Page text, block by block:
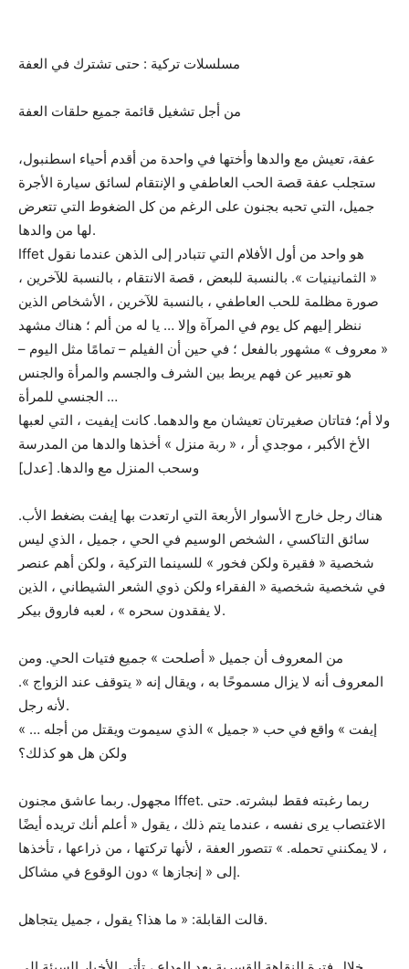
مسلسلات تركية : حتى تشترك في العفة
من أجل تشغيل قائمة جميع حلقات العفة
عفة، تعيش مع والدها وأختها في واحدة من أقدم أحياء اسطنبول،
ستجلب عفة قصة الحب العاطفي و الإنتقام لسائق سيارة الأجرة
جميل، التي تحبه بجنون على الرغم من كل الضغوط التي تتعرض
لها من والدها.
Iffet هو واحد من أول الأفلام التي تتبادر إلى الذهن عندما نقول
« الثمانينيات ». بالنسبة للبعض ، قصة الانتقام ، بالنسبة للآخرين ،
صورة مظلمة للحب العاطفي ، بالنسبة للآخرين ، الأشخاص الذين
ننظر إليهم كل يوم في المرآة وإلا … يا له من ألم ؛ هناك مشهد
« معروف » مشهور بالفعل ؛ في حين أن الفيلم – تمامًا مثل اليوم –
هو تعبير عن فهم يربط بين الشرف والجسم والمرأة والجنس
الجنسي للمرأة …
ولا أم؛ فتاتان صغيرتان تعيشان مع والدهما. كانت إيفيت ، التي لعبها
الأخ الأكبر ، موجدي أر ، « ربة منزل » أخذها والدها من المدرسة
وسحب المنزل مع والدها. [عدل]
هناك رجل خارج الأسوار الأربعة التي ارتعدت بها إيفت بضغط الأب.
سائق التاكسي ، الشخص الوسيم في الحي ، جميل ، الذي ليس
شخصية « فقيرة ولكن فخور » للسينما التركية ، ولكن أهم عنصر
في شخصية شخصية « الفقراء ولكن ذوي الشعر الشيطاني ، الذين
لا يفقدون سحره » ، لعبه فاروق بيكر.
من المعروف أن جميل « أصلحت » جميع فتيات الحي. ومن
المعروف أنه لا يزال مسموحًا به ، ويقال إنه « يتوقف عند الزواج ».
لأنه رجل.
« إيفت » واقع في حب « جميل » الذي سيموت ويقتل من أجله …
ولكن هل هو كذلك؟
مجهول. ربما عاشق مجنون Iffet. ربما رغبته فقط لبشرته. حتى
الاغتصاب يرى نفسه ، عندما يتم ذلك ، يقول « أعلم أنك تريده أيضًا
، لا يمكنني تحمله. » تتصور العفة ، لأنها تركتها ، من ذراعها ، تأخذها
إلى « إنجازها » دون الوقوع في مشاكل.
قالت القابلة: « ما هذا؟ يقول ، جميل يتجاهل.